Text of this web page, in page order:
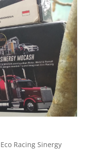
Eco Racing Sinergy